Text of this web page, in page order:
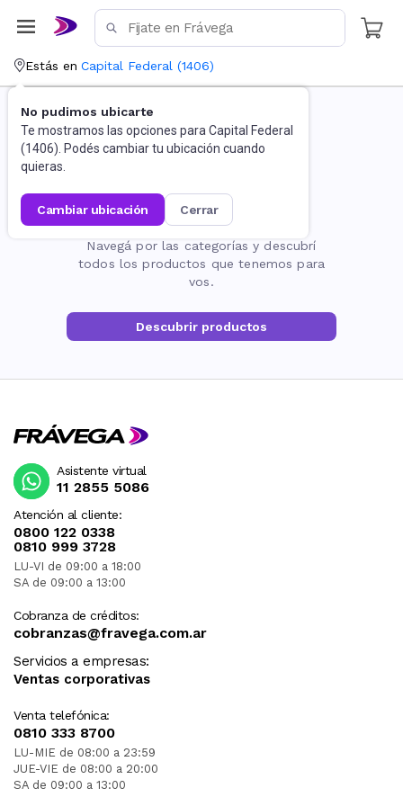
Estás en Capital Federal (1406)
No pudimos ubicarte
Te mostramos las opciones para Capital Federal
(1406). Podés cambiar tu ubicación cuando
quieras.
cambiar ubicación cerrar
La página no existe
Navegá por las categorías y descubrí
todos los productos que tenemos para
vos.
Descubrir productos
Atención al cliente:
0800 122 0338
0810 999 3728
LU-VI de 09:00 a 18:00
SA de 09:00 a 13:00
Cobranza de créditos:
cobranzas@fravega.com.ar
Servicios a empresas:
Ventas corporativas
Venta telefónica:
0810 333 8700
LU-MIE de 08:00 a 23:59
JUE-VIE de 08:00 a 20:00
SA de 09:00 a 13:00
Asistente virtual
11 2855 5086